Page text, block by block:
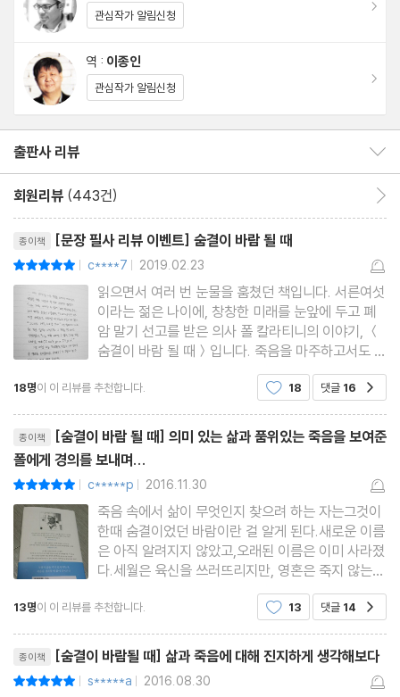
관심작가 알림신청
역 : 이종인
관심작가 알림신청
출판사 리뷰
회원리뷰 (443건)
종이책 [문장 필사 리뷰 이벤트] 숨결이 바람 될 때
| c****7 | 2019.02.23
읽으면서 여러 번 눈물을 훔쳤던 책입니다. 서른여섯
이라는 젊은 나이에, 창창한 미래를 눈앞에 두고 폐
암 말기 선고를 받은 의사 폴 칼라티니의 이야기, ＜
숨결이 바람 될 때＞입니다. 죽음을 마주하고서도 죽
음을 기다리기보다 끝까지 살아가려고 애썼던 그를
생각하면서 조금씩 필사해 보려 합니다.… 여느 때처
엔 할 일이 아무것
18명이 이 리뷰를 추천합니다. 18 댓글 16
종이책
[숨결이 바람 될 때] 의미 있는 삶과 품위있는 죽음을 보여준
폴에게 경의를 보내며...
| c*****p | 2016.11.30
죽음 속에서 삶이 무엇인지 찾으려 하는 자는그것이
한때 숨결이었던 바람이란 걸 알게 된다.새로운 이름
은 아직 알려지지 않았고,오래된 이름은 이미 사라졌
다.세월은 육신을 쓰러뜨리지만, 영혼은 죽지 않는
다.독자여! 생전에 서둘러영원으로 발길을 들여놓으
라.---------------------------브루크 풀
가는 죽는다는 것을 알고 있다.
13명이 이 리뷰를 추천합니다. 13 댓글 14
종이책 [숨결이 바람될 때] 삶과 죽음에 대해 진지하게 생각해보다
| s*****a | 2016.08.30